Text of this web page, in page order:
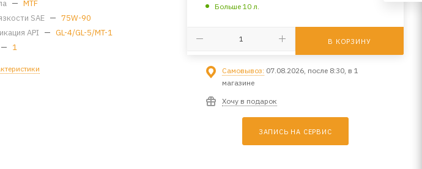
— MTF
SAE — 75W-90
API — GL-4/GL-5/MT-1
— 1
Больше 10 л.
В КОРЗИНУ
Самовывоз: 07.08.2026, после 8:30, в 1
магазине
Хочу в подарок
ЗАПИСЬ НА СЕРВИС